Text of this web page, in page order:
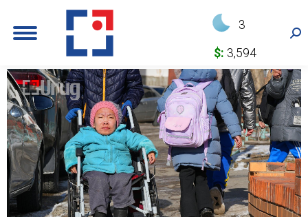
3
$: 3,594